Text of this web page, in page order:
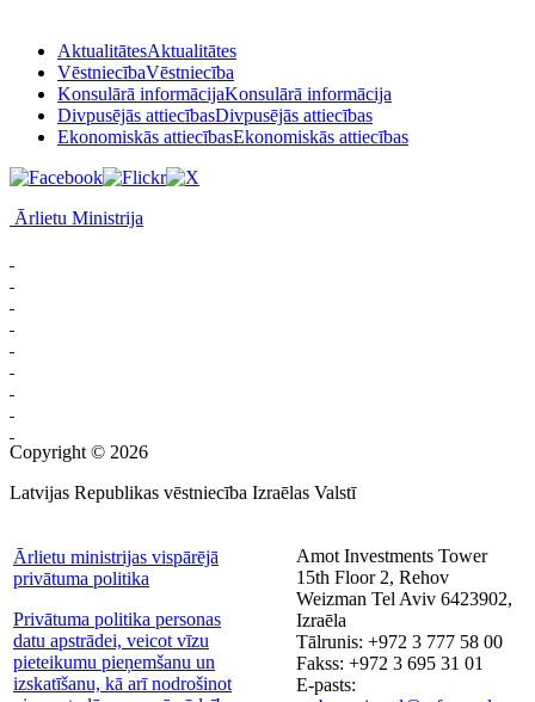
AktualitātesAktualitātes
VēstniecībaVēstniecība
Konsulārā informācijaKonsulārā informācija
Divpusējās attiecībasDivpusējās attiecības
Ekonomiskās attiecībasEkonomiskās attiecības
Ārlietu Ministrija
Copyright © 2026
Latvijas Republikas vēstniecība Izraēlas Valstī
Ārlietu ministrijas vispārējā
privātuma politika
Privātuma politika personas
datu apstrādei, veicot vīzu
pieteikumu pieņemšanu un
izskatīšanu, kā arī nodrošinot
Amot Investments Tower
15th Floor 2, Rehov
Weizman Tel Aviv 6423902,
Izraēla
Tālrunis: +972 3 777 58 00
Fakss: +972 3 695 31 01
E-pasts: